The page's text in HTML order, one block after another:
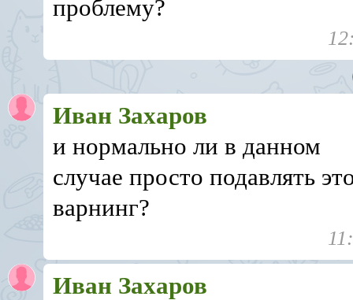
проблему?
Иван Захаров
и нормально ли в данном
случае просто подавлять
варнинг?
Иван Захаров